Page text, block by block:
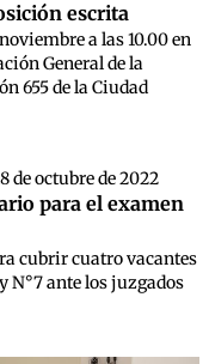
escrita
a las 10.00 en
General de la
655 de la Ciudad
de octubre de 2022
para el examen
cubrir cuatro vacantes
N°7 ante los juzgados